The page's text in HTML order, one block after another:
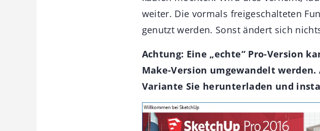
weiter. Die vormals freigeschalteten
genutzt werden. Sonst ändert sich
Achtung: Eine „echte“ Pro-Version
Make-Version umgewandelt
Variante Sie herunterladen und